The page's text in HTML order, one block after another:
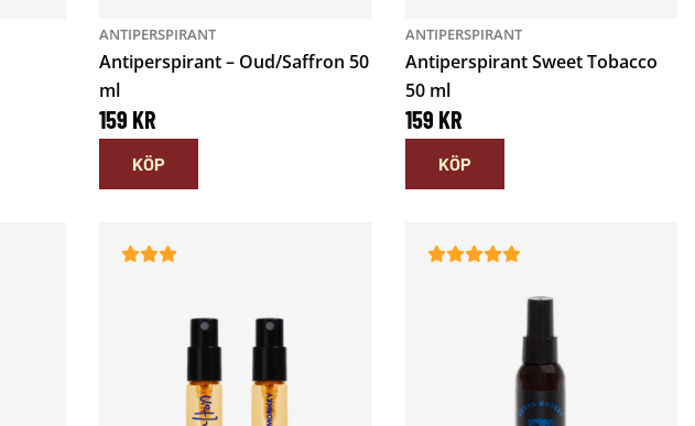
ANTIPERSPIRANT
Antiperspirant – Oud/Saffron 50
ml
159 KR
KÖP
ANTIPERSPIRANT
Antiperspirant Sweet Tobacco
50 ml
159 KR
KÖP